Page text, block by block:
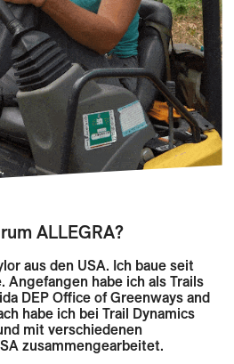
ALLEGRA?
aus den USA. Ich baue seit
Angefangen habe ich als Trails
DEP Office of Greenways and
habe ich bei Trail Dynamics
mit verschiedenen
zusammengearbeitet.